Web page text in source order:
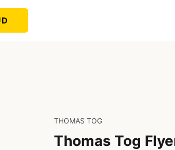
THOMAS TOG
Thomas Tog